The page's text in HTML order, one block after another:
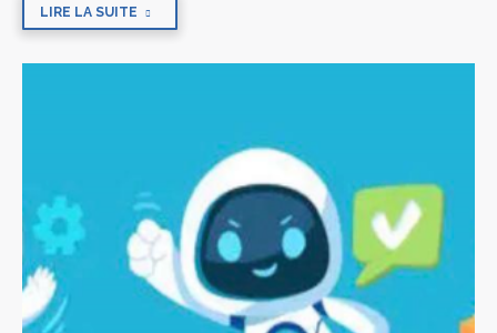
LIRE LA SUITE